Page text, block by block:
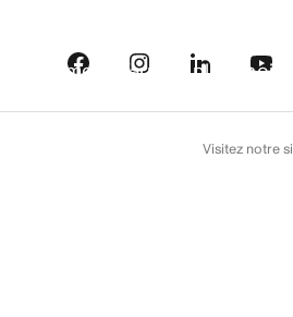
Plateformes À l’arrière plan Choix
Visitez notre